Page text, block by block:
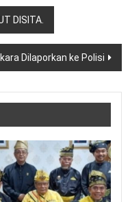
DISITA.
Dilaporkan ke Polisi